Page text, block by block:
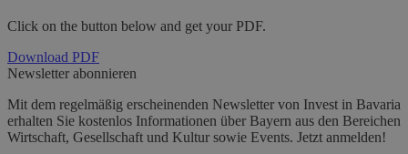
Click on the button below and get your PDF.
Download PDF
Newsletter abonnieren
Mit dem regelmäßig erscheinenden Newsletter von Invest in Bavaria
erhalten Sie kostenlos Informationen über Bayern aus den Bereichen
Wirtschaft, Gesellschaft und Kultur sowie Events. Jetzt anmelden!